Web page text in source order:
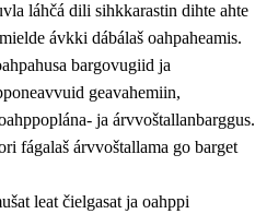
láhčá dili sihkkarastin dihte ahte
ávkki dábálaš oahpaheamis.
bargovugiid ja
geavahemiin,
ja árvvoštallanbarggus.
fágalaš árvvoštallama go barget
leat čielgasat ja oahppi